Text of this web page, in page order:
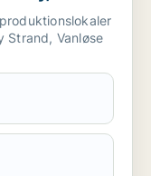
Strand, Vanløse